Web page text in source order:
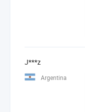
J***z
Argentina